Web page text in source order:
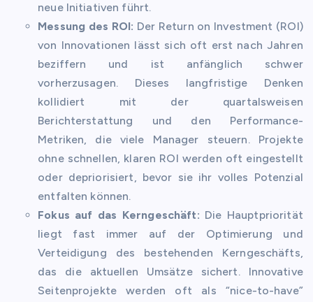
neue Initiativen führt.
Messung des ROI: Der Return on Investment (ROI)
von Innovationen lässt sich oft erst nach Jahren
beziffern und ist anfänglich schwer
vorherzusagen. Dieses langfristige Denken
kollidiert mit der quartalsweisen
Berichterstattung und den Performance-
Metriken, die viele Manager steuern. Projekte
ohne schnellen, klaren ROI werden oft eingestellt
oder depriorisiert, bevor sie ihr volles Potenzial
entfalten können.
Fokus auf das Kerngeschäft: Die Hauptpriorität
liegt fast immer auf der Optimierung und
Verteidigung des bestehenden Kerngeschäfts,
das die aktuellen Umsätze sichert. Innovative
Seitenprojekte werden oft als “nice-to-have”